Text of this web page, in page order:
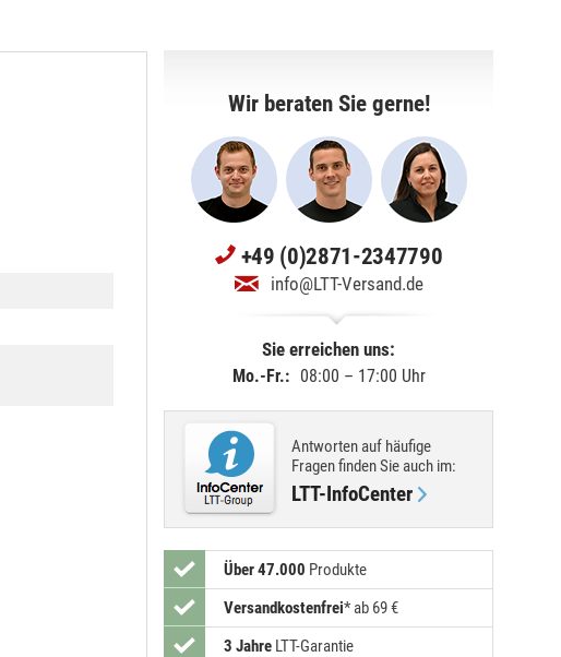
Wir beraten Sie gerne!
+49 (0)2871-2347790
info@LTT-Versand.de
Sie erreichen uns:
Mo.-Fr.: 08:00 – 17:00 Uhr
Antworten auf häufige
Fragen finden Sie auch im:
LTT-InfoCenter
Über 47.000 Produkte
Versandkostenfrei* ab 69 €
3 Jahre LTT-Garantie